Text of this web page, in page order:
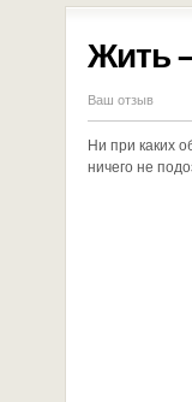
Жить
Ваш отзыв
Ни при каких
ничего не